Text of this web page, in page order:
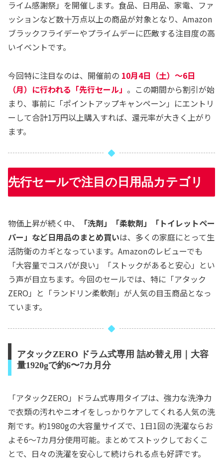
ライム感謝祭」を開催します。食品、日用品、家電、ファ
ッションなど数十万点以上の商品が対象となり、Amazon
ブラックフライデーやプライムデーに匹敵する注目度の高
いイベントです。
今回特に注目なのは、開催前の 10月4日（土）～6日
（月）に行われる「先行セール」 。この期間から割引が始
まり、事前に「ポイントアップキャンペーン」にエントリ
ーして合計1万円以上購入すれば、還元率が大きく上がり
ます。
先行セールで注目の日用品カテゴリ
物価上昇が続く中、
「洗剤」「柔軟剤」「トイレットペー
パー」など日用品のまとめ買いは、多くの家庭にとって生
活防衛のカギとなっています。Amazonのレビューでも
「大容量でコスパが良い」「ストックがあると安心」とい
う声が目立ちます。今回のセールでは、特に「アタック
ZERO」と「ランドリン柔軟剤」が人気の目玉商品となっ
ています。
アタックZERO ドラム式専用 詰め替え用｜大容
量1920gで約6〜7カ月分
「アタックZERO」ドラム式専用タイプは、強力な洗浄力
で衣類の汚れやニオイをしっかりケアしてくれる人気の洗
剤です。約1980gの大容量サイズで、1日1回の洗濯ならお
よそ6〜7カ月分使用可能。まとめてストックしておくこ
とで、日々の洗濯を安心して続けられる点も好評です。